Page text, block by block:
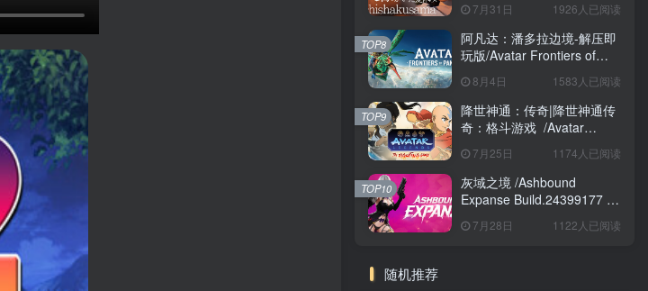
版 7月31日 1926人已阅读
阿凡达：潘多拉边境-解压即
玩版/Avatar Frontiers of
安装中文版
8月4日 1583人已阅读
TOP8
降世神通：传奇|降世神通传
奇：格斗游戏 /Avatar
Game Build.24421547 免安
装英文版
7月25日 1174人已阅读
TOP9
灰域之境 /Ashbound
Expanse Build.24399177 免
7月28日 1122人已阅读
TOP10
随机推荐